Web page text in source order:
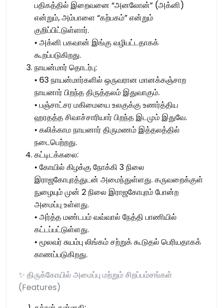
பதிகத்தில் இறைவனை “அனலோன்” (அக்னி)
என்றும், அம்பாளை “கற்பகம்” என்றும்
குறிப்பிட்டுள்ளார்.
• அக்னி பகவான் இங்கு வழிபட்டதாகக்
கூறப்படுகிறது.
நாயன்மார் தொடர்பு:
• 63 நாயன்மார்களில் ஒருவரான மானக்கஞ்சாற
நாயனார் பிறந்த திருத்தலம் இதுவாகும்.
• பஞ்சாட்சர மகிமையை உலகுக்கு உணர்த்திய
ஹரதத்த சிவாச்சாரியார் பிறந்த இடமும் இதுவே.
• கலிக்காம நாயனார் திருமணம் இத்தலத்தில்
நடைபெற்றது.
கட்டிடக்கலை:
• கோயில் கிழக்கு நோக்கி 3 நிலை
இராஜகோபுரத்துடன் அமைந்துள்ளது. கருவறைக்குள்
நுழையும் முன் 2 நிலை இராஜகோபுரம் போன்ற
அமைப்பு உள்ளது.
• அர்த்த மண்டபம் வவ்வால் நேத்தி பாணியில்
கட்டப்பட்டுள்ளது.
• மூலவர் சுயம்பு லிங்கம் சற்றுக் கூடுதல் பெரியதாகக்
காணப்படுகிறது.
✨ திருக்கோயில் அமைப்பு மற்றும் சிறப்பம்சங்கள்
(Features)